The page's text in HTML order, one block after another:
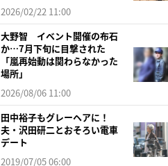
2026/02/22 11:00
大野智 イベント開催の布石
か…7月下旬に目撃された
「嵐再始動は関わらなかった
場所」
2026/08/06 11:00
田中裕子もグレーヘアに！
夫・沢田研二とおそろい電車
デート
2019/07/05 06:00